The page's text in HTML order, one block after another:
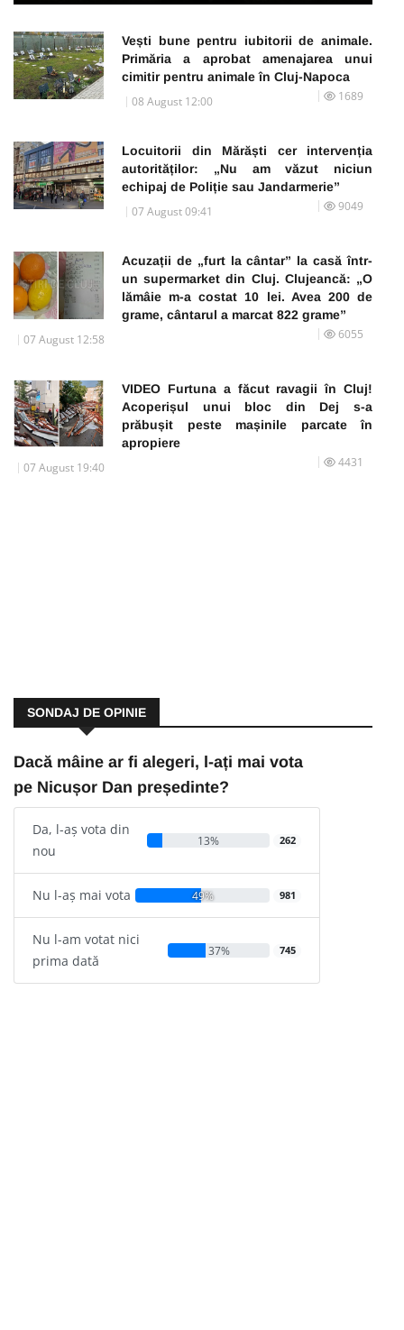
Vești bune pentru iubitorii de animale.
Primăria a aprobat amenajarea unui
cimitir pentru animale în Cluj-Napoca
08 August 12:00 1689
Locuitorii din Mărăști cer intervenția
autorităților: „Nu am văzut niciun
echipaj de Poliție sau Jandarmerie”
07 August 09:41 9049
Acuzații de „furt la cântar” la casă într-
un supermarket din Cluj. Clujeancă: „O
lămâie m-a costat 10 lei. Avea 200 de
grame, cântarul a marcat 822 grame”
07 August 12:58 6055
VIDEO Furtuna a făcut ravagii în Cluj!
Acoperișul unui bloc din Dej s-a
prăbușit peste mașinile parcate în
apropiere
07 August 19:40 4431
SONDAJ DE OPINIE
Dacă mâine ar fi alegeri, l-ați mai vota
pe Nicușor Dan președinte?
Da, l-aș vota din
nou
13% 262
Nu l-aș mai vota 49% 981
Nu l-am votat nici
prima dată
37% 745